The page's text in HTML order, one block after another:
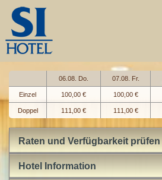
06.08. Do. 07.08. Fr.
Einzel 100,00 € 100,00 €
Doppel 111,00 € 111,00 €
Raten und Verfügbarkeit prüfen
Hotel Information